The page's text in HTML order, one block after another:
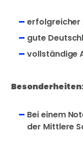
erfolgreicher
gute
vollständige
Bei einem
der Mittlere